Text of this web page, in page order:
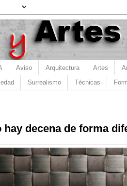
Aviso Arquitectura Artes
Surrealismo Técnicas
hay decena de forma